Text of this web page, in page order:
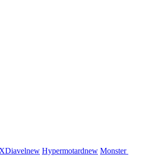
XDiavelnew Hypermotardnew Monster